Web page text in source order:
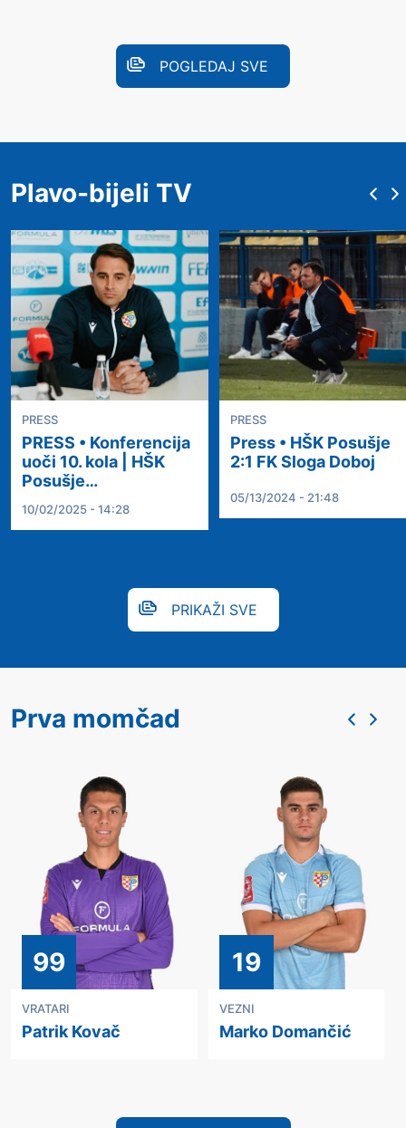
POGLEDAJ SVE
Plavo-bijeli TV
PRESS
PRESS • Konferencija
uoči 10. kola | HŠK
Posušje…
10/02/2025 - 14:28
PRESS
Press • HŠK Posušje
2:1 FK Sloga Doboj
05/13/2024 - 21:48
PRIKAŽI SVE
Prva momčad
99
VRATARI
Patrik Kovač
19
VEZNI
Marko Domančić